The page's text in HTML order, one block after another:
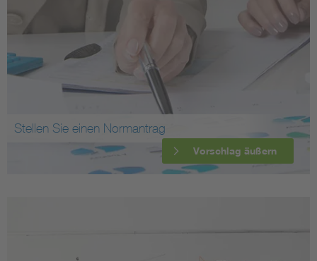
Stellen Sie einen Normantrag
Vorschlag äußern